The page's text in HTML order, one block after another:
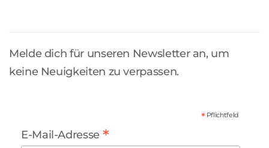
Melde dich für unseren Newsletter an, um
keine Neuigkeiten zu verpassen.
*Pflichtfeld
E-Mail-Adresse *